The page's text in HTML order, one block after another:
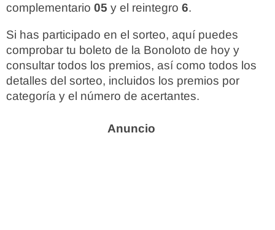
complementario 05 y el reintegro 6.
Si has participado en el sorteo, aquí puedes
comprobar tu boleto de la Bonoloto de hoy y
consultar todos los premios, así como todos los
detalles del sorteo, incluidos los premios por
categoría y el número de acertantes.